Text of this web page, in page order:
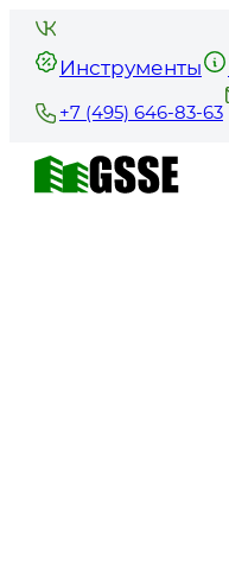
Инструменты
+7 (495) 646-83-63